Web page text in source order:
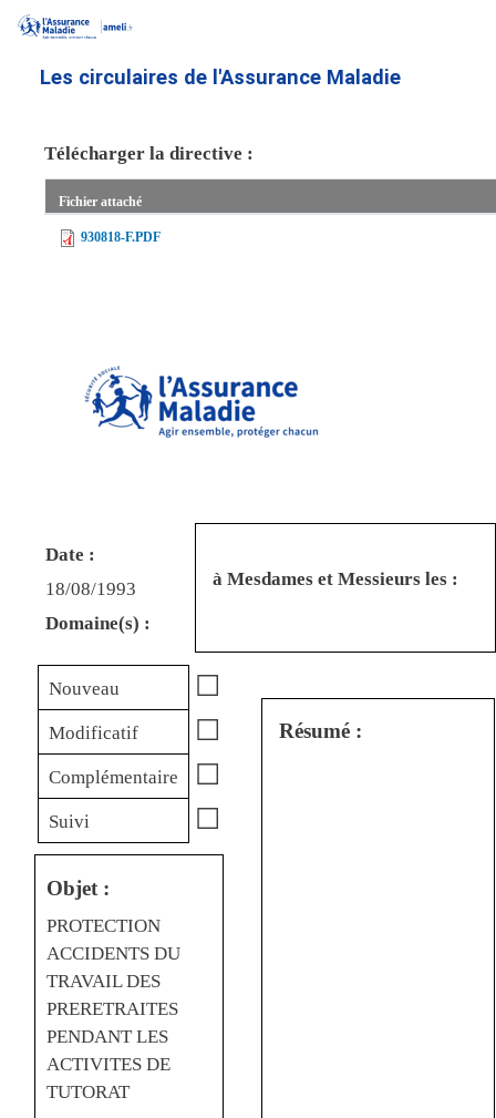
contenu
Les circulaires de l'Assurance Maladie
Télécharger la directive :
Fichier attaché
930818-F.PDF
Date :
18/08/1993
Domaine(s) :
à Mesdames et Messieurs les :
Nouveau ☐
Modificatif ☐
Complémentaire ☐
Suivi ☐
Objet :
PROTECTION
ACCIDENTS DU
TRAVAIL DES
PRERETRAITES
PENDANT LES
ACTIVITES DE
TUTORAT
Résumé :